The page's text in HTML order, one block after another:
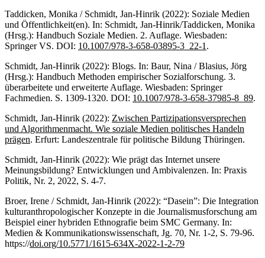
Taddicken, Monika / Schmidt, Jan-Hinrik (2022): Soziale Medien
und Öffentlichkeit(en). In: Schmidt, Jan-Hinrik/Taddicken, Monika
(Hrsg.): Handbuch Soziale Medien. 2. Auflage. Wiesbaden:
Springer VS. DOI: 10.1007/978-3-658-03895-3_22-1 .
Schmidt, Jan-Hinrik (2022): Blogs. In: Baur, Nina / Blasius, Jörg
(Hrsg.): Handbuch Methoden empirischer Sozialforschung. 3.
überarbeitete und erweiterte Auflage. Wiesbaden: Springer
Fachmedien. S. 1309-1320. DOI: 10.1007/978-3-658-37985-8_89.
Schmidt, Jan-Hinrik (2022): Zwischen Partizipationsversprechen
und Algorithmenmacht. Wie soziale Medien politisches Handeln
prägen. Erfurt: Landeszentrale für politische Bildung Thüringen.
Schmidt, Jan-Hinrik (2022): Wie prägt das Internet unsere
Meinungsbildung? Entwicklungen und Ambivalenzen. In: Praxis
Politik, Nr. 2, 2022, S. 4-7.
Broer, Irene / Schmidt, Jan-Hinrik (2022): “Dasein”: Die Integration
kulturanthropologischer Konzepte in die Journalismusforschung am
Beispiel einer hybriden Ethnografie beim SMC Germany. In:
Medien & Kommunikationswissenschaft, Jg. 70, Nr. 1-2, S. 79-96.
https://doi.org/10.5771/1615-634X-2022-1-2-79